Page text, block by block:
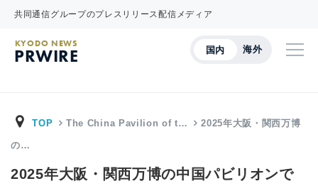
共同通信グループのプレスリリース配信メディア
国内 海外
KYODO NEWS
PRWIRE
TOP The China Pavilion of t… 2025年大阪・関西万博
の…
2025年大阪・関西万博の中国パビリオンで